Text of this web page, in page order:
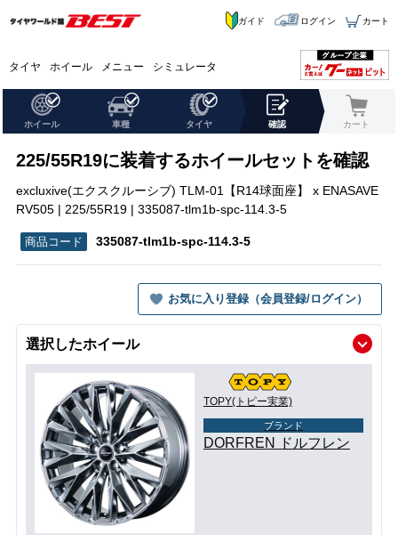
タイヤ ホイール メニュー シミュレータ
ガイド ログイン カート
ホイール 車種 タイヤ 確認 カート
225/55R19に装着するホイールセットを確認
excluxive(エクスクルーシブ) TLM-01【R14球面座】 x ENASAVE
RV505 | 225/55R19 | 335087-tlm1b-spc-114.3-5
335087-tlm1b-spc-114.3-5
お気に入り登録（会員登録/ログイン）
選択したホイール
TOPY(トピー実業)
ブランド
DORFREN ドルフレン